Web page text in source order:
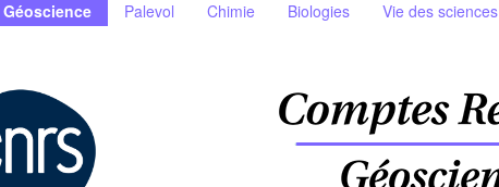
Géoscience Palevol Chimie Biologies Vie des sciences